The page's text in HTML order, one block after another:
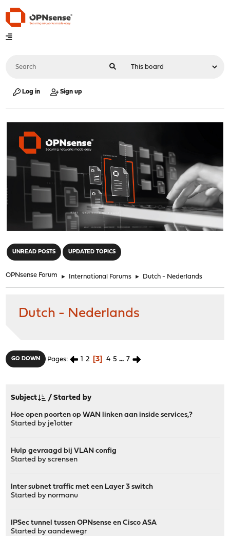
Log in Sign up
UNREAD POSTS UPDATED TOPICS
OPNsense Forum ► International Forums ► Dutch - Nederlands
Dutch - Nederlands
GO DOWN Pages 1 2 3 4 5 ... 7
Subject /Started by
Hoe open poorten op WAN linken aan inside services,?
Started by je1otter
Hulp gevraagd bij VLAN config
Started byscrensen
Inter subnet traffic met een Layer 3 switch
Started by normanu
IPSec tunnel tussen OPNsense en Cisco ASA
Started byaandewegr